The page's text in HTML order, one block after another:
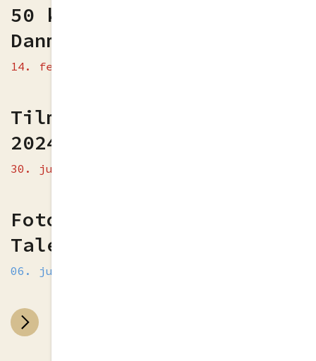
50 klasser tilmeldt i
Danmark
14. feb 2024
Tilmelding til Talefest
2024 åben i Danmark
30. jun 2023
Foton från Nordisk
Talefest 2023 del 2
06. jun 2023